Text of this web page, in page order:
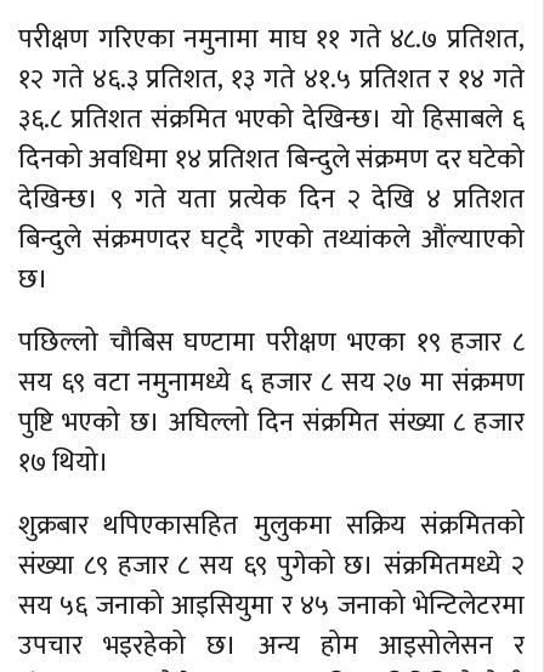
परीक्षण गरिएका नमुनामा माघ ११ गते ४८.७ प्रतिशत,
१२ गते ४६.३ प्रतिशत, १३ गते ४१.५ प्रतिशत र १४ गते
३६.८ प्रतिशत संक्रमित भएको देखिन्छ। यो हिसाबले ६
दिनको अवधिमा १४ प्रतिशत बिन्दुले संक्रमण दर घटेको
देखिन्छ। ९ गते यता प्रत्येक दिन २ देखि ४ प्रतिशत
बिन्दुले संक्रमणदर घट्दै गएको तथ्यांकले औंल्याएको
छ।
पछिल्लो चौबिस घण्टामा परीक्षण भएका १९ हजार ८
सय ६९ वटा नमुनामध्ये ६ हजार ८ सय २७ मा संक्रमण
पुष्टि भएको छ। अघिल्लो दिन संक्रमित संख्या ८ हजार
१७ थियो।
शुक्रबार थपिएकासहित मुलुकमा सक्रिय संक्रमितको
संख्या ८९ हजार ८ सय ६९ पुगेको छ। संक्रमितमध्ये २
सय ५६ जनाको आइसियुमा र ४५ जनाको भेन्टिलेटरमा
उपचार भइरहेको छ। अन्य होम आइसोलेसन र